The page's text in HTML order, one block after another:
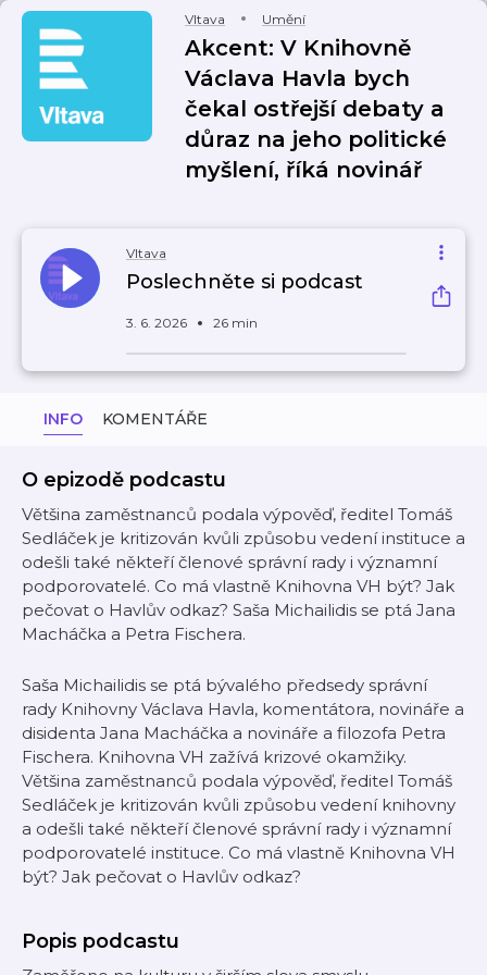
Vltava Umění
Akcent: V Knihovně
Václava Havla bych
čekal ostřejší debaty a
důraz na jeho politické
myšlení, říká novinář
Vltava
Poslechněte si podcast
3. 6. 2026 26 min
INFO KOMENTÁŘE
O epizodě podcastu
Většina zaměstnanců podala výpověď, ředitel Tomáš
Sedláček je kritizován kvůli způsobu vedení instituce a
odešli také někteří členové správní rady i významní
podporovatelé. Co má vlastně Knihovna VH být? Jak
pečovat o Havlův odkaz? Saša Michailidis se ptá Jana
Macháčka a Petra Fischera.
Saša Michailidis se ptá bývalého předsedy správní
rady Knihovny Václava Havla, komentátora, novináře a
disidenta Jana Macháčka a novináře a filozofa Petra
Fischera. Knihovna VH zažívá krizové okamžiky.
Většina zaměstnanců podala výpověď, ředitel Tomáš
Sedláček je kritizován kvůli způsobu vedení knihovny
a odešli také někteří členové správní rady i významní
podporovatelé instituce. Co má vlastně Knihovna VH
být? Jak pečovat o Havlův odkaz?
Popis podcastu